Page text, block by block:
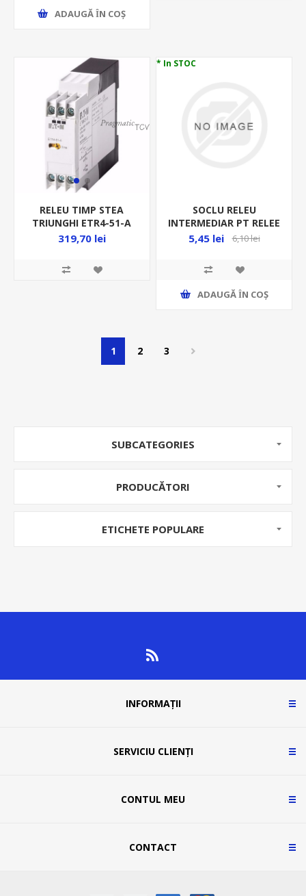
ADAUGĂ ȊN COŞ
RELEU TIMP STEA
TRIUNGHI ETR4-51-A
31884
319,70 lei
* In STOC
SOCLU RELEU
INTERMEDIAR PT RELEE
CU 11 PICIOARE, 11-110
5,45 lei 6,10 lei
ADAUGĂ ȊN COŞ
1 2 3
SUBCATEGORIES
PRODUCĂTORI
ETICHETE POPULARE
INFORMAȚII
SERVICIU CLIENȚI
CONTUL MEU
CONTACT